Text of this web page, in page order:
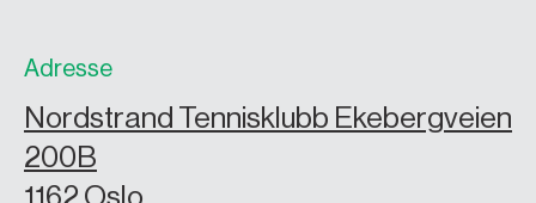
Adresse
Nordstrand Tennisklubb Ekebergveien
200B